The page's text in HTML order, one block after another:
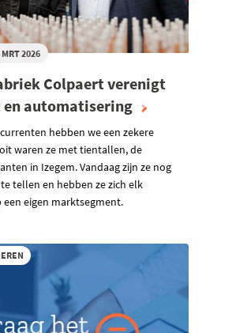
MRT 2026
Colpaert verenigt
en automatisering
hebben we een zekere
waren ze met tientallen, de
in Izegem. Vandaag zijn ze nog
tellen en hebben ze zich elk
eigen marktsegment.